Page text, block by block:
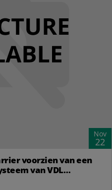
Nov
22
voorzien van een
van VDL